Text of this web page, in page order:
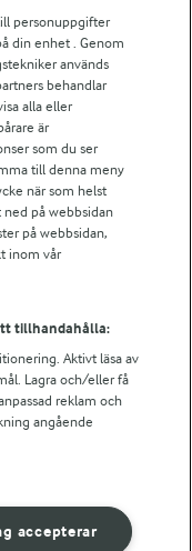
personuppgifter
din enhet . Genom
används
behandlar
alla eller
är
som du ser
till denna meny
när som helst
ned på webbsidan
på webbsidan,
inom vår
tillhandahålla:
Aktivt läsa av
Lagra och/eller få
reklam och
angående
accepterar